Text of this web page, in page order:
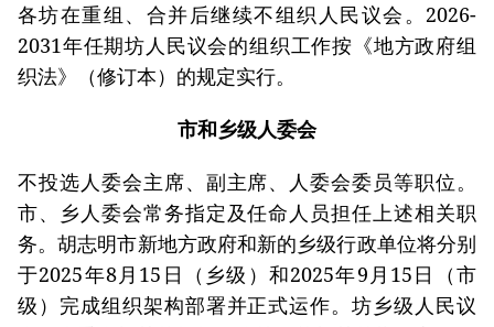
各坊在重组、合并后继续不组织人民议会。2026-
2031年任期坊人民议会的组织工作按《地方政府组
织法》（修订本）的规定实行。
市和乡级人委会
不投选人委会主席、副主席、人委会委员等职位。
市、乡人委会常务指定及任命人员担任上述相关职
务。胡志明市新地方政府和新的乡级行政单位将分别
于2025年8月15日（乡级）和2025年9月15日（市
级）完成组织架构部署并正式运作。坊乡级人民议